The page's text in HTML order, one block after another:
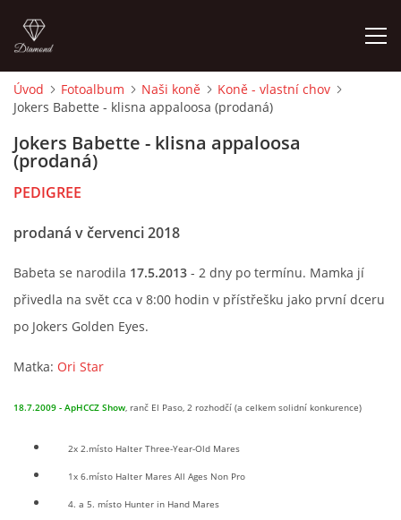
ÚVOD
KONTAKT
STÁJ ECOLA (HAKLOVY DVORY)
ECOLA EQUESTRIAN
Úvod Fotoalbum Naši koně
Koně - vlastní chov
Jokers Babette - klisna appaloosa (prodaná)
Jokers Babette - klisna appaloosa
(prodaná)
PEDIGREE
prodaná v červenci 2018
Babeta se narodila 17.5.2013 - 2 dny po termínu. Mamka jí
přivedla na svět cca v 8:00 hodin v přístřešku jako první dceru
po Jokers Golden Eyes.
Matka: Ori Star
18.7.2009 - ApHCCZ Show, ranč El Paso, 2 rozhodčí (a celkem solidní konkurence)
2x 2.místo Halter Three-Year-Old Mares
1x 6.místo Halter Mares All Ages Non Pro
4. a 5. místo Hunter in Hand Mares